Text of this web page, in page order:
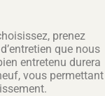
prenez
que nous
entretenu durera
vous permettant